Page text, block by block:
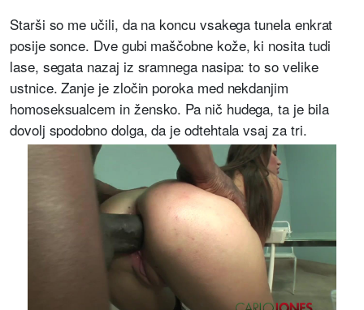
Starši so me učili, da na koncu vsakega tunela enkrat
posije sonce. Dve gubi maščobne kože, ki nosita tudi
lase, segata nazaj iz sramnega nasipa: to so velike
ustnice. Zanje je zločin poroka med nekdanjim
homoseksualcem in žensko. Pa nič hudega, ta je bila
dovolj spodobno dolga, da je odtehtala vsaj za tri.